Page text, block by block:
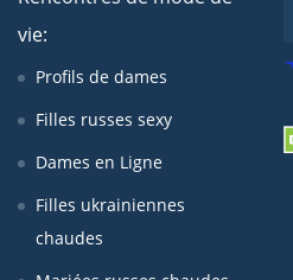
vie:
Profils de dames
Filles russes sexy
Dames en Ligne
Filles ukrainiennes
chaudes